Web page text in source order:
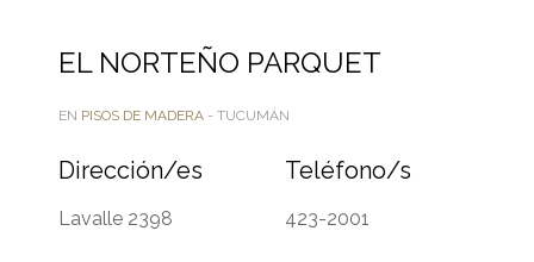
EL NORTEÑO PARQUET
EN PISOS DE MADERA- TUCUMÁN
Dirección/es
Lavalle 2398
Teléfono/s
423-2001